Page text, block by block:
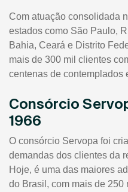
Com atuação consolidada
estados como São Paulo,
Bahia, Ceará e Distrito
mais de 300 mil clientes
centenas de contemplados
Consórcio
1966
O consórcio Servopa foi
demandas dos clientes da
Hoje, é uma das maiores
do Brasil, com mais de 250